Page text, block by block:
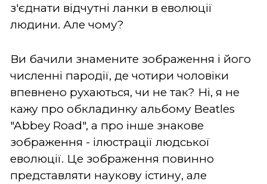
з'єднати відчутні ланки в еволюції
людини. Але чому?
Ви бачили знамените зображення і його
численні пародії, де чотири чоловіки
впевнено рухаються, чи не так? Ні, я не
кажу про обкладинку альбому Beatles
"Abbey Road", а про інше знакове
зображення - ілюстрації людської
еволюції. Це зображення повинно
представляти наукову істину, але